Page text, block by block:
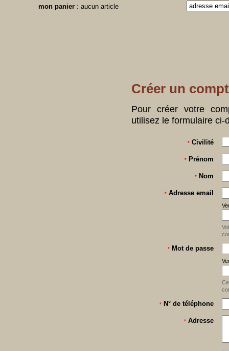
mon panier : aucun article
Créer un
Pour créer votre
utilisez le formulaire ci-
* Civilité
* Prénom
* Nom
* Adresse email
* Mot de passe
* N° de téléphone
* Adresse